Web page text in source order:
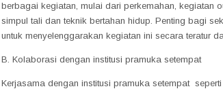
berbagai kegiatan, mulai dari perkemahan, kegiatan
simpul tali dan teknik bertahan hidup. Penting bagi
untuk menyelenggarakan kegiatan ini secara teratur
B. Kolaborasi dengan institusi pramuka setempat
Kerjasama dengan institusi pramuka setempat